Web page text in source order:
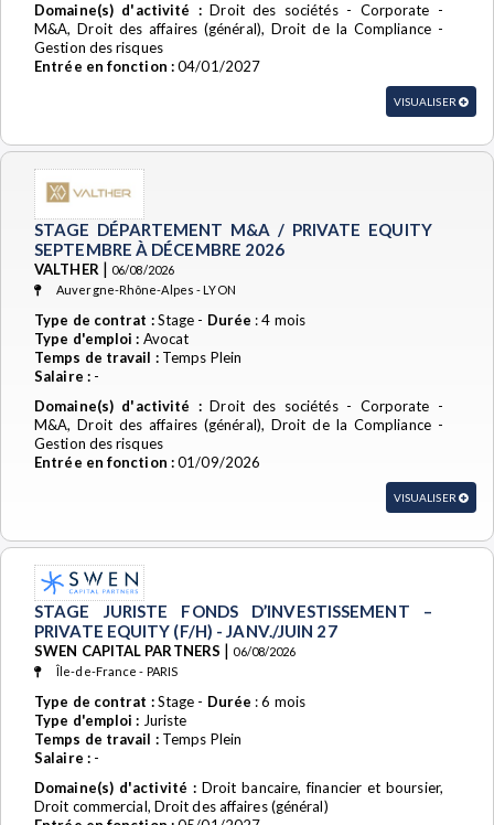
Domaine(s) d'activité :Droit des sociétés - Corporate -
M&A, Droit des affaires (général), Droit de la Compliance -
Gestion des risques
Entrée en fonction :04/01/2027
VISUALISER
STAGE DÉPARTEMENT M&A / PRIVATE EQUITY
SEPTEMBRE À DÉCEMBRE 2026
VALTHER | 06/08/2026
Auvergne-Rhône-Alpes - LYON
Type de contrat :Stage - Durée : 4 mois
Type d'emploi : Avocat
Temps de travail :Temps Plein
Salaire :-
Domaine(s) d'activité :Droit des sociétés - Corporate -
M&A, Droit des affaires (général), Droit de la Compliance -
Gestion des risques
Entrée en fonction :01/09/2026
VISUALISER
STAGE JURISTE FONDS D’INVESTISSEMENT –
PRIVATE EQUITY (F/H) - JANV./JUIN 27
SWEN CAPITAL PARTNERS | 06/08/2026
Île-de-France - PARIS
Type de contrat :Stage - Durée : 6 mois
Type d'emploi : Juriste
Temps de travail :Temps Plein
Salaire :-
Domaine(s) d'activité :Droit bancaire, financier et boursier,
Droit commercial, Droit des affaires (général)